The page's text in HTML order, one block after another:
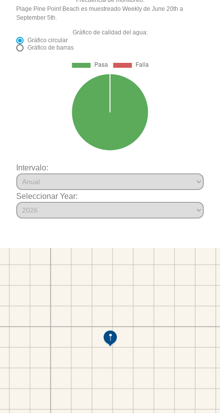
Plage Pine Point Beach es muestreado Weekly de June 20th a
September 5th.
Gráfico de calidad del agua:
Gráfico circular
Gráfico de barras
Intervalo:
Seleccionar Year: